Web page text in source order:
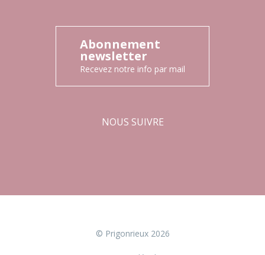
Abonnement
newsletter
Recevez notre info par mail
NOUS SUIVRE
© Prigonrieux 2026